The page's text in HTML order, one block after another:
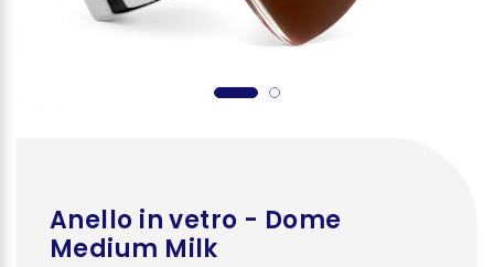
Anello in vetro - Dome
Medium Milk